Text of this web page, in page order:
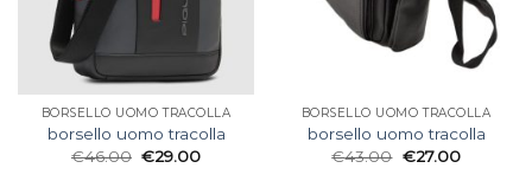
BORSELLO UOMO TRACOLLA
borsello uomo tracolla
€46.00 €29.00
BORSELLO UOMO TRACOLLA
borsello uomo tracolla
€43.00 €27.00